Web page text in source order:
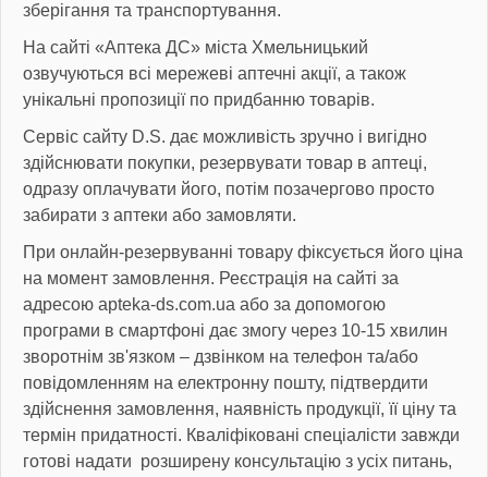
зберігання та транспортування.
На сайті «Аптека ДС» міста Хмельницький
озвучуються всі мережеві аптечні акції, а також
унікальні пропозиції по придбанню товарів.
Сервіс сайту D.S. дає можливість зручно і вигідно
здійснювати покупки, резервувати товар в аптеці,
одразу оплачувати його, потім позачергово просто
забирати з аптеки або замовляти.
При онлайн-резервуванні товару фіксується його ціна
на момент замовлення. Реєстрація на сайті за
адресою apteka-ds.com.ua або за допомогою
програми в смартфоні дає змогу через 10-15 хвилин
зворотнім зв'язком – дзвінком на телефон та/або
повідомленням на електронну пошту, підтвердити
здійснення замовлення, наявність продукції, її ціну та
термін придатності. Кваліфіковані спеціалісти завжди
готові надати розширену консультацію з усіх питань,